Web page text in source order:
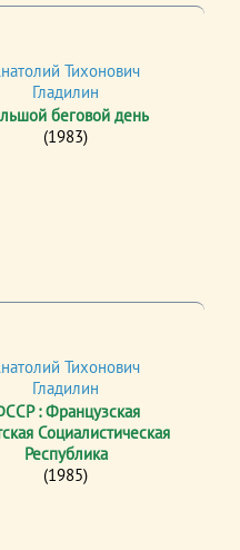
Тихонович
Гладилин
беговой день
(1983)
Тихонович
Гладилин
: Французская
Социалистическая
Республика
(1985)